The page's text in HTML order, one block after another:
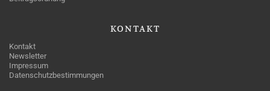
KONTAKT
Kontakt
Newsletter
Impressum
Datenschutzbestimmungen